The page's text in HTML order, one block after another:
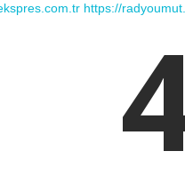
https://